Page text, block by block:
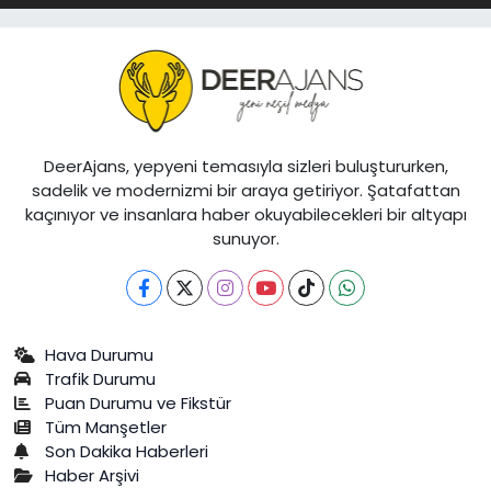
DeerAjans, yepyeni temasıyla sizleri buluştururken,
sadelik ve modernizmi bir araya getiriyor. Şatafattan
kaçınıyor ve insanlara haber okuyabilecekleri bir altyapı
sunuyor.
Hava Durumu
Trafik Durumu
Puan Durumu ve Fikstür
Tüm Manşetler
Son Dakika Haberleri
Haber Arşivi